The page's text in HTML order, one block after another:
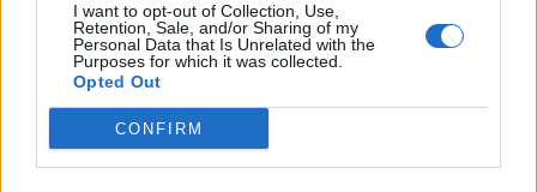
I want to opt-out of Collection, Use,
Retention, Sale, and/or Sharing of my
Personal Data that Is Unrelated with the
Purposes for which it was collected.
Opted Out
CONFIRM
Facebook
Twitter